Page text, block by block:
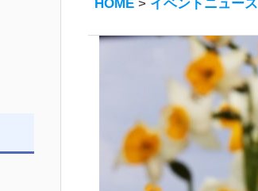
HOME > イベントニュース